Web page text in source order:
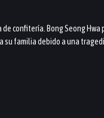
de confitería. Bong Seong
familia debido a una